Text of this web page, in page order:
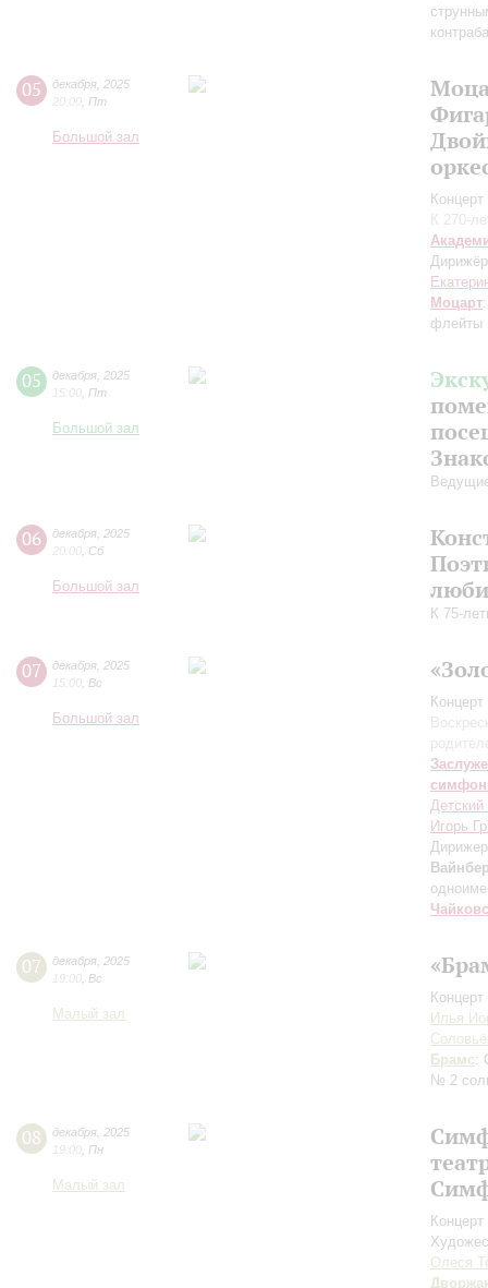
05 декабря 2025
20:00 Пт
Большой зал
К 270-
Моцарт
флейты
05 декабря 2025
15:00 Пт
Большой зал
06 декабря 2025
20:00 Сб
Большой зал
К 75-
07 декабря 2025
15:00 Вс
Большой зал
Детский
Игорь
07 декабря 2025
19:00 Вс
Малый зал
Илья
Брамс:
№ 2
08 декабря 2025
19:00 Пн
Малый зал
Олеся